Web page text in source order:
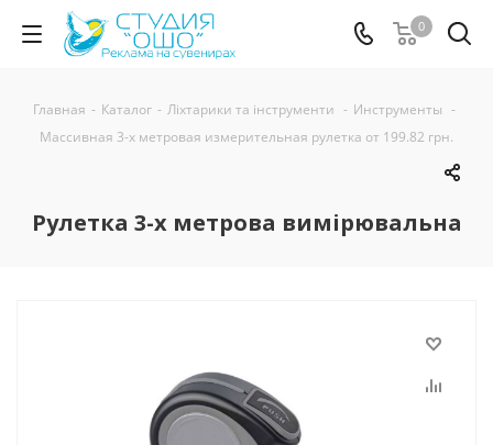
0
Главная - Каталог - Ліхтарики та інструменти - Инструменты -
Массивная 3-х метровая измерительная рулетка от 199.82 грн.
Рулетка 3-х метрова вимірювальна